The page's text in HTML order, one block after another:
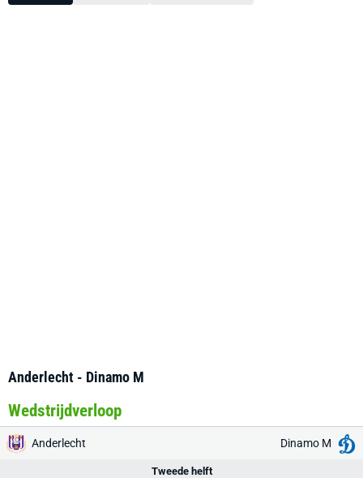
Anderlecht - Dinamo M
Wedstrijdverloop
Anderlecht Dinamo M
Tweede helft